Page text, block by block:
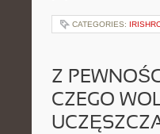
CATEGORIES:
Z
CZEGO